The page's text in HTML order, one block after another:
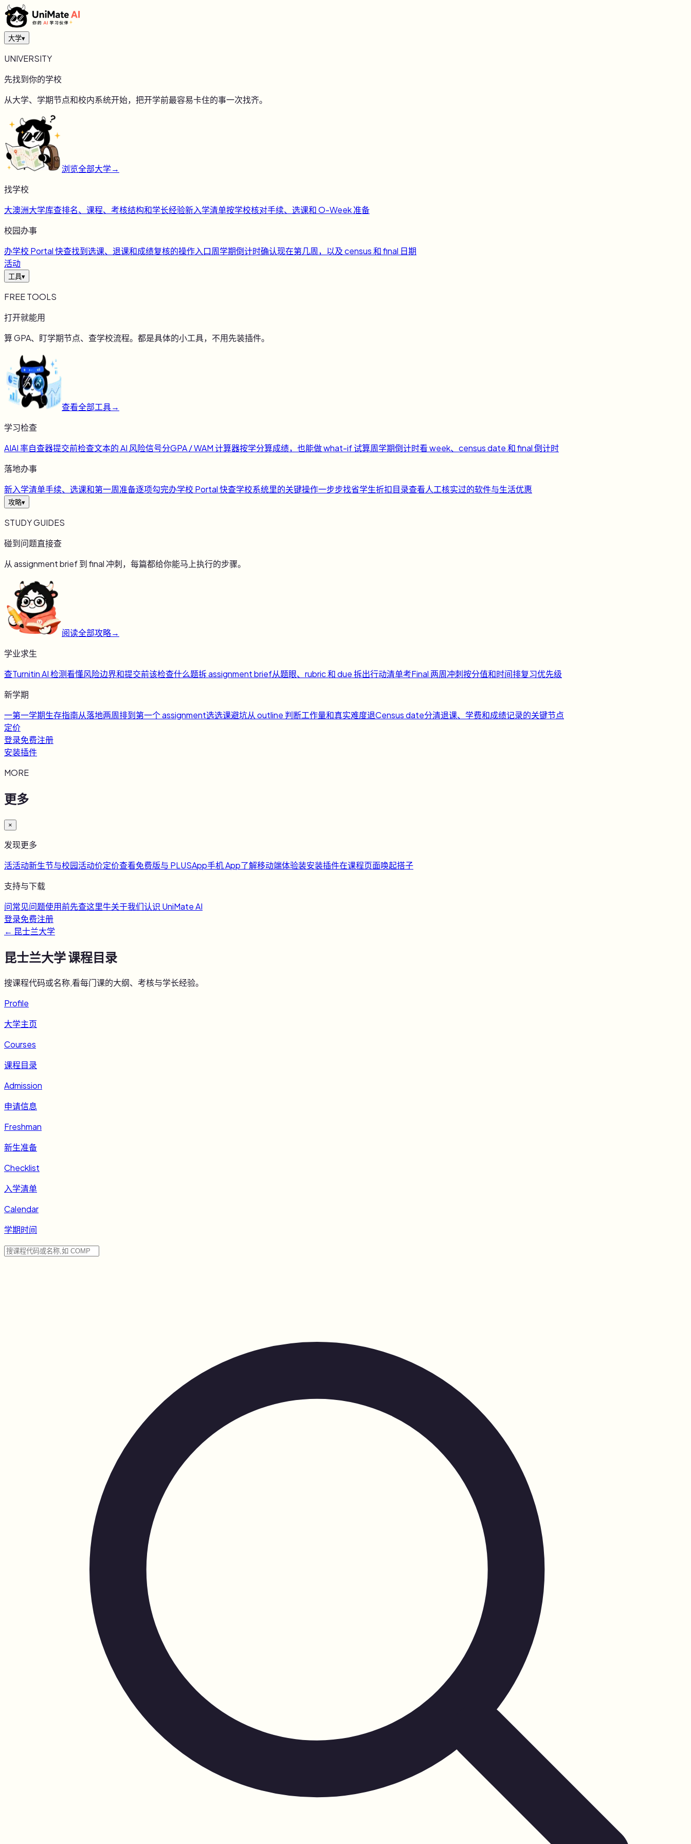
大学▾
UNIVERSITY
先找到你的学校
从大学、学期节点和校内系统开始，把开学前最容易卡住的事一次找齐。
浏览全部大学→
找学校
大澳洲大学库查排名、课程、考核结构和学长经验新入学清单按学校核对手续、选课和 O-Week 准备
校园办事
办学校 Portal 快查找到选课、退课和成绩复核的操作入口周学期倒计时确认现在第几周，以及 census 和 final 日期
活动
工具▾
FREE TOOLS
打开就能用
算 GPA、盯学期节点、查学校流程。都是具体的小工具，不用先装插件。
查看全部工具→
学习检查
AIAI 率自查器提交前检查文本的 AI 风险信号分GPA / WAM 计算器按学分算成绩，也能做 what-if 试算周学期倒计时看 week、census date 和 final 倒计时
落地办事
新入学清单手续、选课和第一周准备逐项勾完办学校 Portal 快查学校系统里的关键操作一步步找省学生折扣目录查看人工核实过的软件与生活优惠
攻略▾
STUDY GUIDES
碰到问题直接查
从 assignment brief 到 final 冲刺，每篇都给你能马上执行的步骤。
阅读全部攻略→
学业求生
查Turnitin AI 检测看懂风险边界和提交前该检查什么题拆 assignment brief从题眼、rubric 和 due 拆出行动清单考Final 两周冲刺按分值和时间排复习优先级
新学期
一第一学期生存指南从落地两周排到第一个 assignment选选课避坑从 outline 判断工作量和真实难度退Census date分清退课、学费和成绩记录的关键节点
定价
登录免费注册
安装插件
MORE
更多
×
发现更多
活活动新生节与校园活动价定价查看免费版与 PLUSApp手机 App了解移动端体验装安装插件在课程页面唤起搭子
支持与下载
问常见问题使用前先查这里牛关于我们认识 UniMate AI
登录免费注册
← 昆士兰大学
昆士兰大学课程目录
搜课程代码或名称,看每门课的大纲、考核与学长经验。
Profile
大学主页
Courses
课程目录
Admission
申请信息
Freshman
新生准备
Checklist
入学清单
Calendar
学期时间